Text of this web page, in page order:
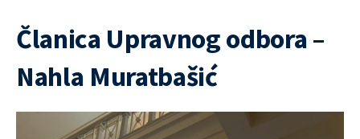
Članica Upravnog odbora –
Nahla Muratbašić